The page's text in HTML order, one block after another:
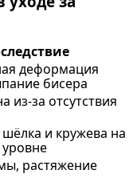
деформация
бисера
из-за отсутствия
и кружева на
растяжение